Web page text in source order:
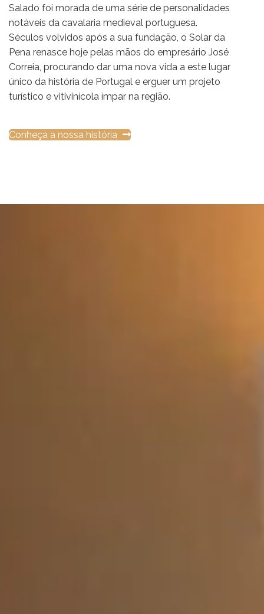
Salado foi morada de uma série de personalidades
notáveis da cavalaria medieval portuguesa.
Séculos volvidos após a sua fundação, o Solar da
Pena renasce hoje pelas mãos do empresário José
Correia, procurando dar uma nova vida a este lugar
único da história de Portugal e erguer um projeto
turístico e vitivinícola ímpar na região.
Conheça a nossa história